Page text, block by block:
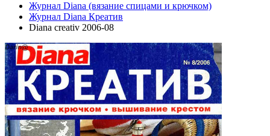
Журнал Diana (вязание спицами и крючком)
Журнал Diana Креатив
Diana creativ 2006-08